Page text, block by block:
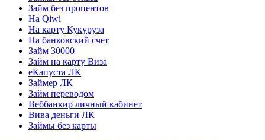
Займ без процентов
На Qiwi
На карту Кукуруза
На банковский счет
Займ 30000
Займ на карту Виза
еКапуста ЛК
Займер ЛК
Займ переводом
Веббанкир личный кабинет
Вива деньги ЛК
Займы без карты